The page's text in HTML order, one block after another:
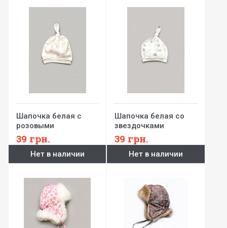
Шапочка белая с
розовыми
звездочками
39 грн.
Нет в наличии
Шапочка белая со
звездочками
39 грн.
Нет в наличии